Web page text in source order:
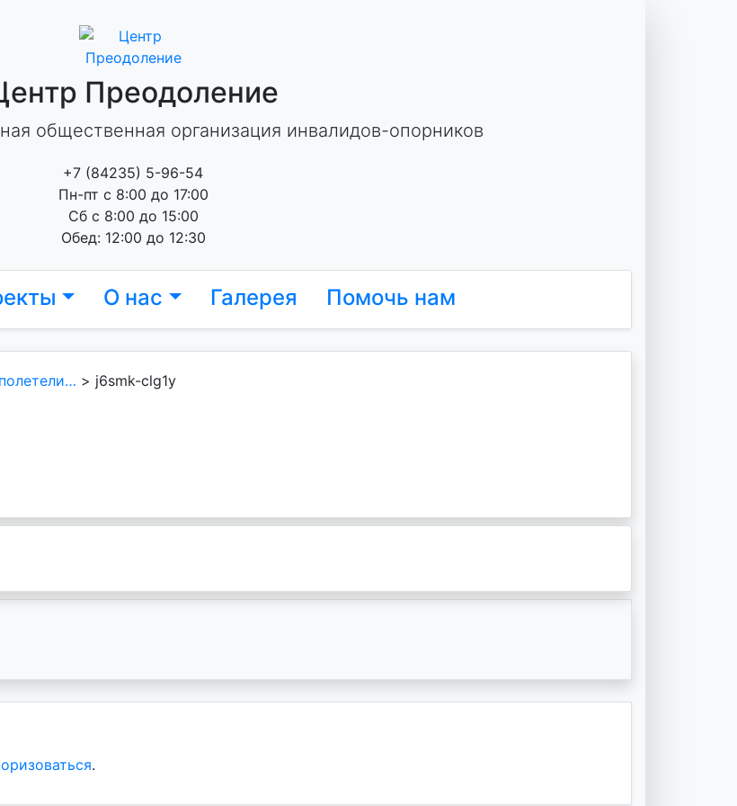
Преодоление
общественная организация инвалидов-опорников
+7 (84235) 5-96-54
Пн-пт с 8:00 до 17:00
Сб с 8:00 до 15:00
Обед: 12:00 до 12:30
О нас Галерея Помочь нам
> j6smk-clg1y
.